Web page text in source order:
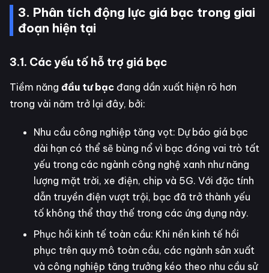
3. Phân tích động lực giá bạc trong giai
đoạn hiện tại
3.1. Các yếu tố hỗ trợ giá bạc
Tiềm năng đầu tư bạc đang dần xuất hiện rõ hơn
trong vài năm trở lại đây, bởi:
Nhu cầu công nghiệp tăng vọt: Dự báo giá bạc
dài hạn có thể sẽ bùng nổ vì bạc đóng vai trò tất
yếu trong các ngành công nghệ xanh như năng
lượng mặt trời, xe điện, chip và 5G. Với đặc tính
dẫn truyền điện vượt trội, bạc đã trở thành yếu
tố không thể thay thế trong các ứng dụng này.
Phục hồi kinh tế toàn cầu: Khi nền kinh tế hồi
phục trên quy mô toàn cầu, các ngành sản xuất
và công nghiệp tăng trưởng kéo theo nhu cầu sử